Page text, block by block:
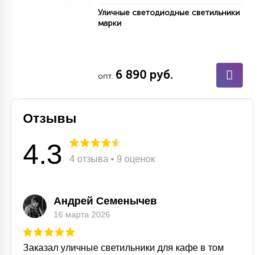
Уличные светодиодные светильники
марки
опт. 6 890 руб.
Отзывы
4.3 4 отзыва • 9 оценок
Андрей Семенычев
16 марта 2026
Заказал уличные светильники для кафе в том